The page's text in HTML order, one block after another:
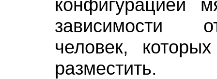
конфигурацией
зависимости
человек,
разместить.